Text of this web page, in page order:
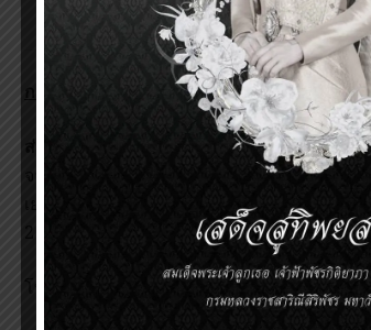
หน่วยงานที่คณะแพทยศาสต
www.princemahidolaward.orgหรือ
เยาวชนรางวัลสมเด็จเจ้าฟ้ามหิดล” ชั้น 9
2 ถนนวังหลัง แขวงศิริราช เขตบางกอกน้อย
โทรศัพท์ 02-4192833 โทรสาร 02-4112678